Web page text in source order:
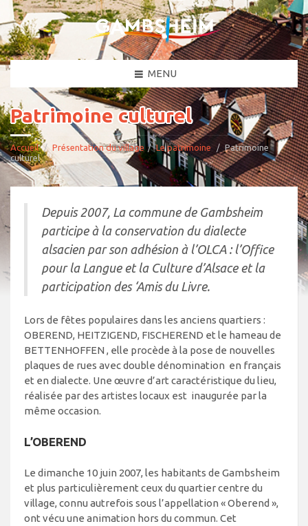
MENU
Patrimoine culturel
Accueil Présentation du village Le patrimoine
Patrimoine
culturel
Depuis 2007, La commune de Gambsheim
participe à la conservation du dialecte
alsacien par son adhésion à l’OLCA : l’Office
pour la Langue et la Culture d’Alsace et la
participation des ‘Amis du Livre.
Lors de fêtes populaires dans les anciens quartiers :
OBEREND, HEITZIGEND, FISCHEREND et le hameau de
BETTENHOFFEN , elle procède à la pose de nouvelles
plaques de rues avec double dénomination en français
et en dialecte. Une œuvre d’art caractéristique du lieu,
réalisée par des artistes locaux est inaugurée par la
même occasion.
L’OBEREND
Le dimanche 10 juin 2007, les habitants de Gambsheim
et plus particulièrement ceux du quartier centre du
village, connu autrefois sous l’appellation « Oberend »,
ont vécu une animation hors du commun. Cet